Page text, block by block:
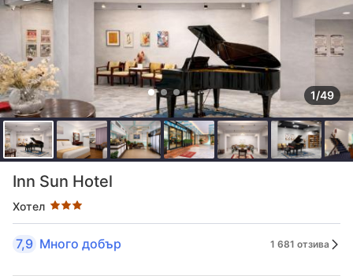
1/49
Inn Sun Hotel
Хотел
Оценка в звезди: 3 звезди
7,9 Много добър 1 681 отзива